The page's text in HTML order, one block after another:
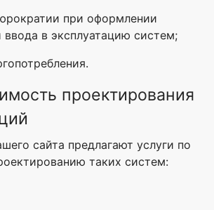
при оформлении
в эксплуатацию систем;
проектирования
сайта предлагают услуги по
таких систем: